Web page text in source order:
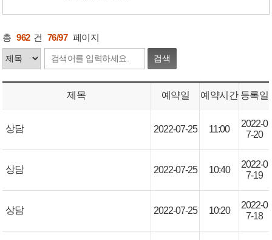
총 962 건 76/97 페이지
검색
제목 예약일 예약시간 등록일
상담 2022-07-25 11:00
2022-0
7-20
상담 2022-07-25 10:40
2022-0
7-19
상담 2022-07-25 10:20
2022-0
7-18